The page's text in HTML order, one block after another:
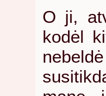
O ji,
kodėl